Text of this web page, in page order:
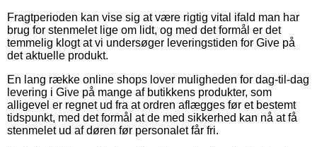
Fragtperioden kan vise sig at være rigtig vital ifald man har
brug for stenmelet lige om lidt, og med det formål er det
temmelig klogt at vi undersøger leveringstiden for Give på
det aktuelle produkt.
En lang række online shops lover muligheden for dag-til-dag
levering i Give på mange af butikkens produkter, som
alligevel er regnet ud fra at ordren aflægges før et bestemt
tidspunkt, med det formål at de med sikkerhed kan nå at få
stenmelet ud af døren før personalet får fri.